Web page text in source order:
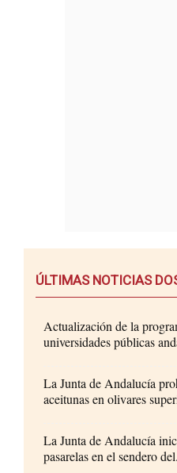
ÚLTIMAS NOTICIAS
Actualización de la
universidades públicas
La Junta de Andalucía
aceitunas en olivares
La Junta de Andalucía
pasarelas en el sendero